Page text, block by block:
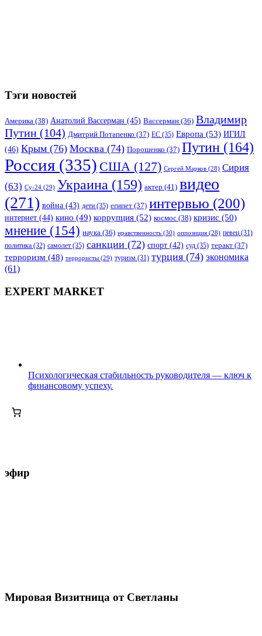
Тэги новостей
Америка (38) Анатолий Вассерман (45) Вассерман (36) Владимир
Путин (104) Дмитрий Потапенко (37) ЕС (35) Европа (53) ИГИЛ
(46) Крым (76) Москва (74) Порошенко (37) Путин (164)
Россия (335) США (127) Сергей Марков (28) Сирия
(63) Су-24 (29) Украина (159) актер (41) видео
(271) война (43) дети (35) египет (37) интервью (200)
интернет (44) кино (49) коррупция (52) космос (38) кризис (50)
мнение (154) наука (36) нравственность (30) оппозиция (28) певец (31)
политика (32) самолет (35) санкции (72) спорт (42) суд (35) теракт (37)
терроризм (48) террористы (29) туризм (31) турция (74) экономика
(61)
EXPERT MARKET
Психологическая стабильность руководителя — ключ к
финансовому успеху.
эфир
Мировая Визитница от Светланы